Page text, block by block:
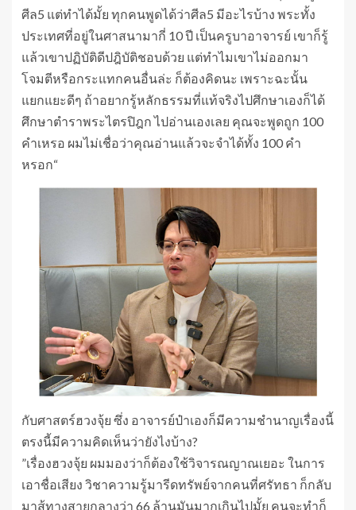
ศีล5 แต่ทำได้มั้ย ทุกคนพูดได้ว่าศีล5 มีอะไรบ้าง พระทั้ง
ประเทศที่อยู่ในศาสนามากี่ 10 ปี เป็นครูบาอาจารย์ เขาก็รู้
แล้วเขาปฏิบัติดีปฎิบัติชอบด้วย แต่ทำไมเขาไม่ออกมา
โจมตีหรือกระแทกคนอื่นล่ะ ก็ต้องคิดนะ เพราะฉะนั้น
แยกแยะดีๆ ถ้าอยากรู้หลักธรรมที่แท้จริงไปศึกษาเองก็ได้
ศึกษาตำราพระไตรปิฎก ไปอ่านเองเลย คุณจะพูดถูก 100
คำเหรอ ผมไม่เชื่อว่าคุณอ่านแล้วจะจำได้ทั้ง 100 คำ
หรอก“
กับศาสตร์ฮวงจุ้ย ซึ่ง อาจารย์ป๋าเองก็มีความชำนาญเรื่องนี้
ตรงนี้มีความคิดเห็นว่ายังไงบ้าง?
”เรื่องฮวงจุ้ย ผมมองว่าก็ต้องใช้วิจารณญาณเยอะ ในการ
เอาชื่อเสียง วิชาความรู้มารีดทรัพย์จากคนที่ศรัทธา ก็กลับ
มาสู้ทางสายกลางว่า 66 ล้านมันมากเกินไปมั้ย คนจะทำก็